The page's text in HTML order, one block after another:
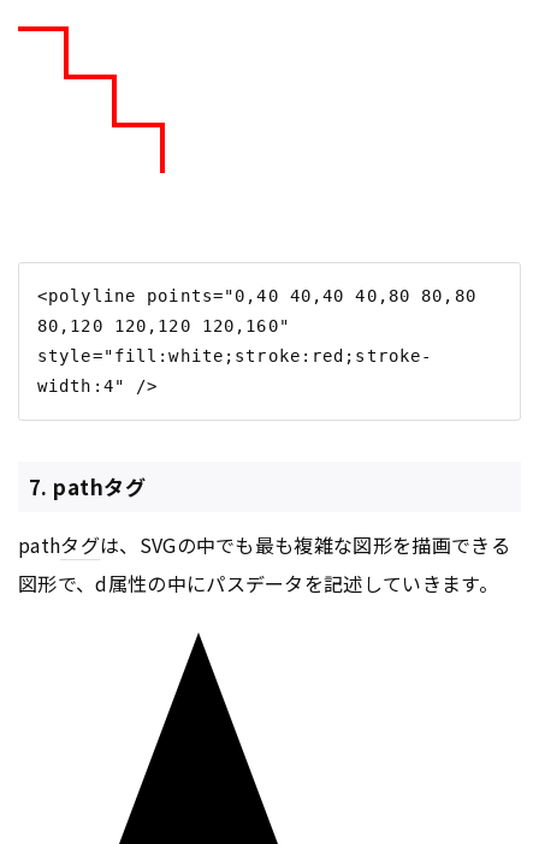
<polyline points="0,40 40,40 40,80 80,80
80,120 120,120 120,160"
style="fill:white;stroke:red;stroke-
7. pathタグ
pathタグは、SVGの中でも最も複雑な図形を描画できる
図形で、d属性の中にパスデータを記述していきます。